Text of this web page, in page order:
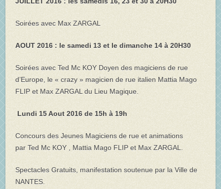
Soirées avec Max ZARGAL
AOUT 2016 : le samedi 13 et le dimanche 14 à 20H30
Soirées avec Ted Mc KOY Doyen des magiciens de rue
d’Europe, le « crazy » magicien de rue italien Mattia Mago
FLIP et Max ZARGAL du Lieu Magique.
Lundi 15 Aout 2016 de 15h à 19h
Concours des Jeunes Magiciens de rue et animations
par Ted Mc KOY , Mattia Mago FLIP et Max ZARGAL.
Spectacles Gratuits, manifestation soutenue par la Ville de
NANTES.